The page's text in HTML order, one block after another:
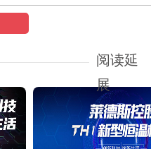
阅读延
展